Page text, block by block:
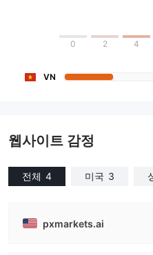
0 2 4
VN
웹사이트 감정
전체 4 미국 3
pxmarkets.ai